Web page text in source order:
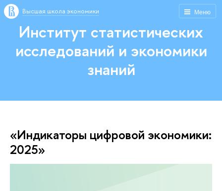
Меню
Высшая школа экономики
Институт статистических
исследований и экономики
знаний
«Индикаторы цифровой экономики:
2025»